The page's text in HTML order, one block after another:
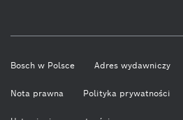
Bosch w Polsce Adres wydawniczy
Nota prawna Polityka prywatności